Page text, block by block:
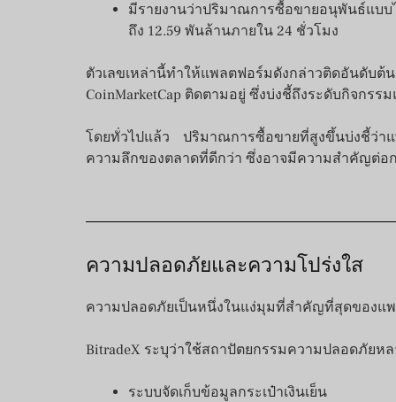
มีรายงานว่าปริมาณการซื้อขายอนุพันธ์แบบ
ถึง 12.59 พันล้านภายใน 24 ชั่วโมง
ตัวเลขเหล่านี้ทำให้แพลตฟอร์มดังกล่าวติด
CoinMarketCap ติดตามอยู่ ซึ่งบ่งชี้ถึงระดับกิจกร
โดยทั่วไปแล้ว ปริมาณการซื้อขายที่สูงขึ้นบ่งชี้ว่
ความลึกของตลาดที่ดีกว่า ซึ่งอาจมีความสำคัญต่อ
ความปลอดภัยและความโปร่งใส
ความปลอดภัยเป็นหนึ่งในแง่มุมที่สำคัญที่สุดของแ
BitradeX ระบุว่าใช้สถาปัตยกรรมความปลอดภัยห
ระบบจัดเก็บข้อมูลกระเป๋าเงินเย็น